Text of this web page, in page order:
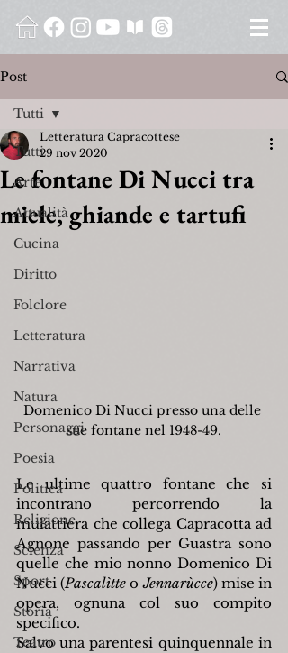
Post
Tutti
Arte
Attualità
Cucina
Diritto
Folclore
Letteratura
Narrativa
Natura
Personaggi
Poesia
Politica
Religione
Scienza
Sport
Storia
Teatro
Tutti
Le fontane Di Nucci tra
miele, ghiande e tartufi
Letteratura Capracottese
29 nov 2020
Domenico Di Nucci presso una delle
sue fontane nel 1948-49.
Le ultime quattro fontane che si
incontrano percorrendo la
mulattiera che collega Capracotta ad
Agnone passando per Guastra sono
quelle che mio nonno Domenico Di
Nucci (Pascalìtte o Jennarùcce) mise in
opera, ognuna col suo compito
specifico.
Salvo una parentesi quinquennale in